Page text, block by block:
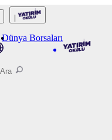
Dünya Borsaları